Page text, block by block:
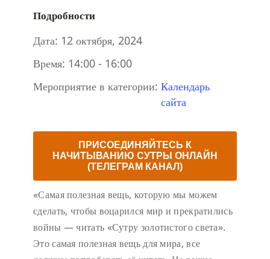
Подробности
Дата: 12 октября, 2024
Время: 14:00 - 16:00
Мероприятие в категории: Календарь
сайта
ПРИСОЕДИНЯЙТЕСЬ К
НАЧИТЫВАНИЮ СУТРЫ ОНЛАЙН
(ТЕЛЕГРАМ КАНАЛ)
«Самая полезная вещь, которую мы можем
сделать, чтобы воцарился мир и прекратились
войны — читать «Сутру золотистого света».
Это самая полезная вещь для мира, все